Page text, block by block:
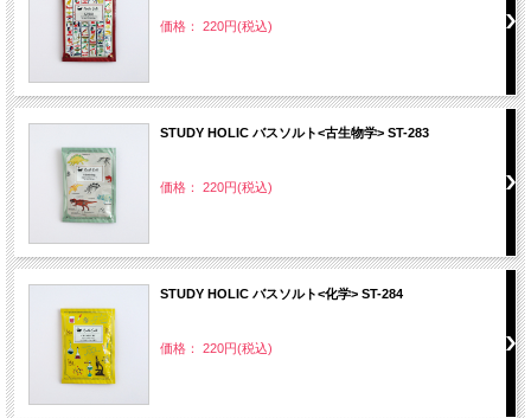
価格： 220円(税込)
STUDY HOLIC バスソルト<古生物学> ST-283
価格： 220円(税込)
STUDY HOLIC バスソルト<化学> ST-284
価格： 220円(税込)